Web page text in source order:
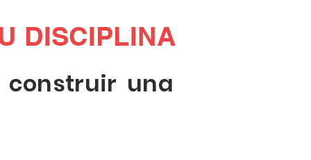
DISCIPLINA
una